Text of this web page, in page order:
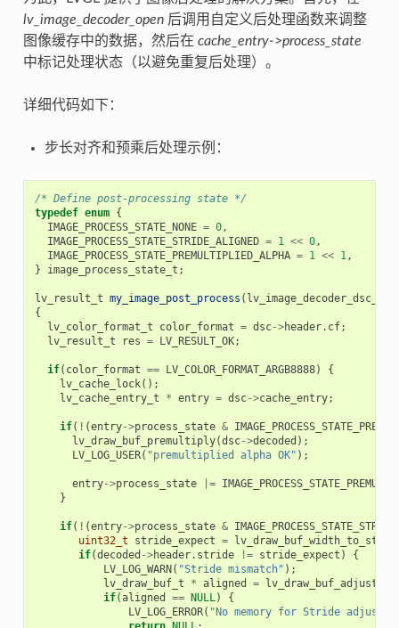
lv_image_decoder_open后调用自定义后处理函数来调整
图像缓存中的数据，然后在 cache_entry->process_state
中标记处理状态（以避免重复后处理）。
详细代码如下：
步长对齐和预乘后处理示例：
/* Define post-processing state */
typedef enum {
IMAGE_PROCESS_STATE_NONE = 0,
IMAGE_PROCESS_STATE_STRIDE_ALIGNED = 1 << 0,
IMAGE_PROCESS_STATE_PREMULTIPLIED_ALPHA = 1 << 1,
}
image_process_state_t ;
lv_result_t my_image_post_process ( lv_image_decoder_dsc_t
{
lv_color_format_t
color_format = dsc->header. cf;
lv_result_t
res = LV_RESULT_OK;
if( color_format == LV_COLOR_FORMAT_ARGB8888)
{
lv_cache_lock();
lv_cache_entry_t
* entry = dsc->cache_entry;
if( ! (entry->process_state &
lv_draw_buf_premultiply(dsc->decoded );
LV_LOG_USER( "premultiplied alpha OK" );
entry->process_state |=
}
if( ! (entry->process_state &
uint32_t
stride_expect =
if(decoded ->header. stride != stride_expect )
{
LV_LOG_WARN( "Stride mismatch" );
lv_draw_buf_t
* aligned =
if(aligned == NULL)
{
LV_LOG_ERROR( "No memory for Stride adjust."